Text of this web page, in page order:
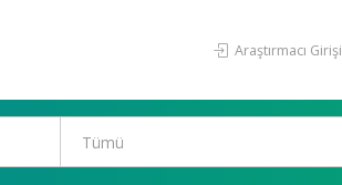
Araştırmacı Girişi